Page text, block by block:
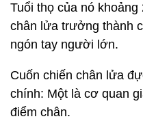
Tuổi thọ của nó
chân lửa trưởng thành
ngón tay người lớn.
Cuốn chiến chân lửa
chính: Một là cơ quan
điểm chân.